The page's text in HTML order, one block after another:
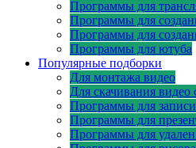
Программы для
Программы для
Программы для
Программы для ютуба
Популярные подборки
Для монтажа видео
Для скачивания видео
Программы для
Программы для
Программы для